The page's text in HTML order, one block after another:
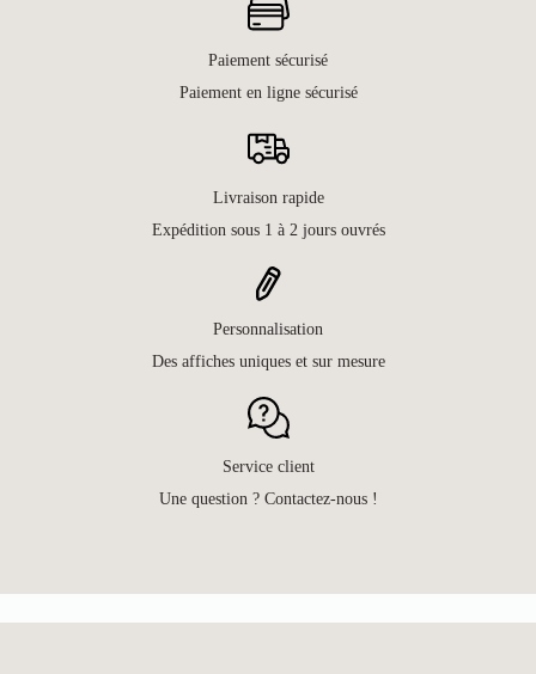
Paiement sécurisé
Paiement en ligne sécurisé
Livraison rapide
Expédition sous 1 à 2 jours ouvrés
Personnalisation
Des affiches uniques et sur mesure
Service client
Une question ? Contactez-nous !